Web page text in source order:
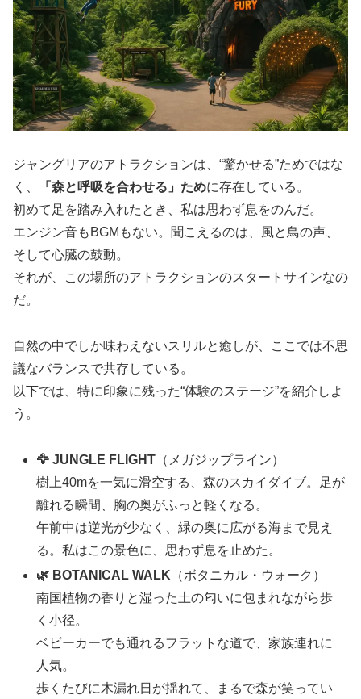
ジャングリアのアトラクションは、“驚かせる”ためではな
く、
「森と呼吸を合わせる」ために存在している。
初めて足を踏み入れたとき、私は思わず息をのんだ。
エンジン音もBGMもない。聞こえるのは、風と鳥の声、
そして心臓の鼓動。
それが、この場所のアトラクションのスタートサインなの
だ。
自然の中でしか味わえないスリルと癒しが、ここでは不思
議なバランスで共存している。
以下では、特に印象に残った“体験のステージ”を紹介しよ
う。
🦅 JUNGLE FLIGHT （メガジップライン）
樹上40mを一気に滑空する、森のスカイダイブ。足が
離れる瞬間、胸の奥がふっと軽くなる。
午前中は逆光が少なく、緑の奥に広がる海まで見え
る。私はこの景色に、思わず息を止めた。
🌿 BOTANICAL WALK （ボタニカル・ウォーク）
南国植物の香りと湿った土の匂いに包まれながら歩
く小径。
ベビーカーでも通れるフラットな道で、家族連れに
人気。
歩くたびに木漏れ日が揺れて、まるで森が笑ってい